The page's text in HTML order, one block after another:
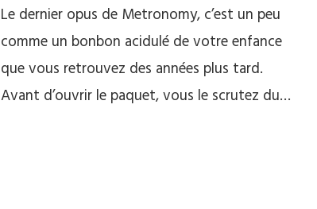
Le dernier opus de Metronomy, c’est un peu
comme un bonbon acidulé de votre enfance
que vous retrouvez des années plus tard.
Avant d’ouvrir le paquet, vous le scrutez du…